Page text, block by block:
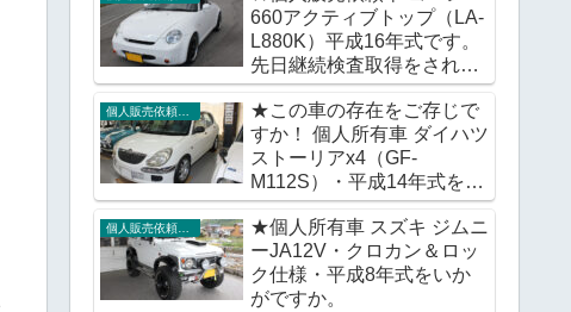
660アクティブトップ（LA-
L880K）平成16年式です。
先日継続検査取得をされま
したが販売価格に変更はご
ざいません。
★この車の存在をご存じで
すか！ 個人所有車 ダイハツ
ストーリアx4（GF-
M112S）・平成14年式をい
かがですか。
★個人所有車 スズキ ジムニ
ーJA12V・クロカン＆ロッ
ク仕様・平成8年式をいか
がですか。